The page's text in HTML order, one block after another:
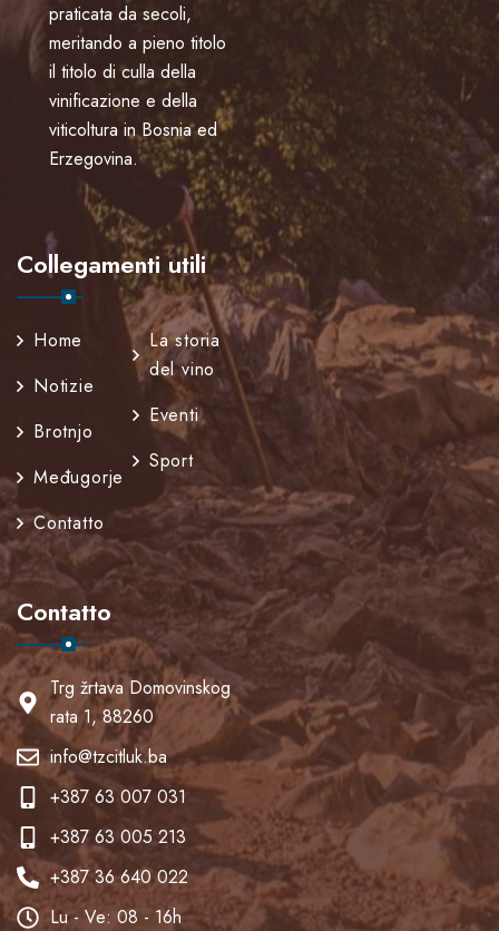
praticata da secoli,
meritando a pieno titolo
il titolo di culla della
vinificazione e della
viticoltura in Bosnia ed
Erzegovina.
Collegamenti utili
Home
Notizie
Brotnjo
Međugorje
Contatto
La storia
del vino
Eventi
Sport
Contatto
Trg žrtava Domovinskog
rata 1, 88260
info@tzcitluk.ba
+387 63 007 031
+387 63 005 213
+387 36 640 022
Lu - Ve: 08 - 16h